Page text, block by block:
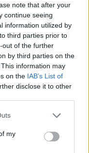
note that after your
continue seeing
information utilized by
third parties prior to
out of the further
by third parties on the
information may
on the IAB’s List of
disclose it to other
my
tvarios